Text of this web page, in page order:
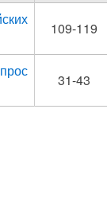
109-119
31-43